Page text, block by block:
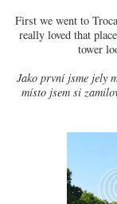
First we went to
really loved that
tower
Jako první jsme jely
místo jsem si